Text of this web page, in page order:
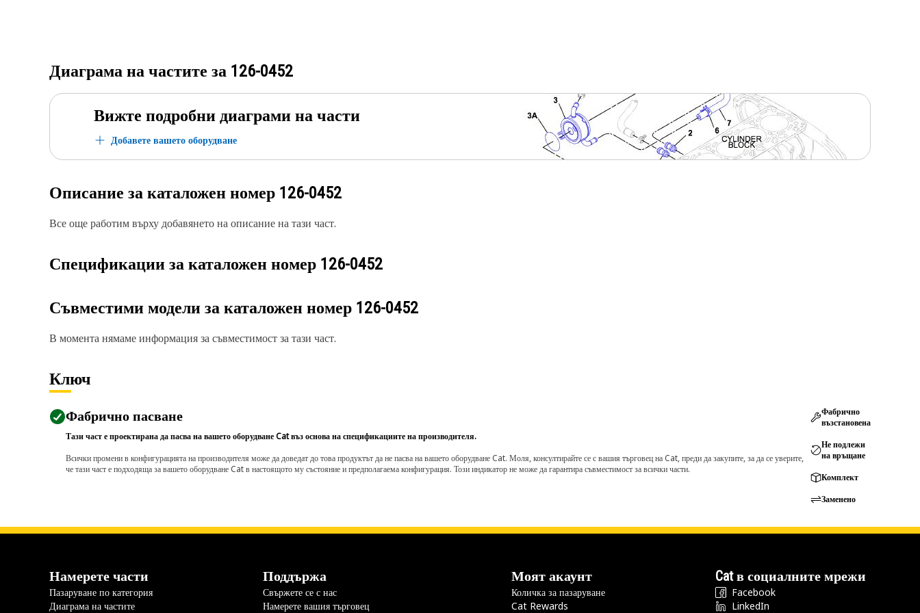
Диаграма на частите за 126-0452
Вижте подробни диаграми на части
Добавете вашето оборудване
Описание за каталожен номер 126-0452
Все още работим върху добавянето на описание на тази част.
Спецификации за каталожен номер 126-0452
Съвместими модели за каталожен номер 126-0452
В момента нямаме информация за съвместимост за тази част.
Ключ
Фабрично пасване
Тази част е проектирана да пасва на вашето оборудване Cat въз основа на спецификациите на производителя.
Всички промени в конфигурацията на производителя може да доведат до това продуктът да не пасва на вашето оборудване Cat. Моля, консултирайте се с вашия търговец на Cat, преди да закупите, за да се уверите,
че тази част е подходяща за вашето оборудване Cat в настоящото му състояние и предполагаема конфигурация. Този индикатор не може да гарантира съвместимост за всички части.
Фабрично
възстановена
Не подлежи
на връщане
Комплект
Заменено
Намерете части
Пазаруване по категория
Диаграма на частите
Поддържа
Свържете се с нас
Намерете вашия търговец
Моят акаунт
Количка за пазаруване
Cat Rewards
Cat в социалните мрежи
Facebook
LinkedIn